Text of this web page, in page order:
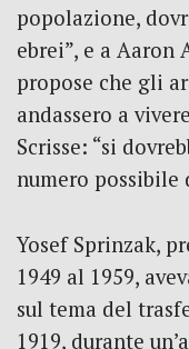
popolazione,
ebrei”, e a Aaron
propose che gli
andassero a
Scrisse: “si
numero possibile
Yosef Sprinzak,
1949 al 1959,
sul tema del
1919, durante